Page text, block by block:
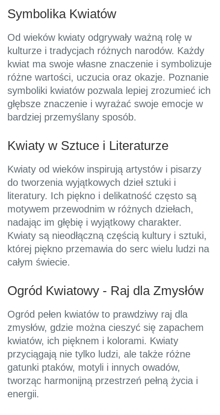
Symbolika Kwiatów
Od wieków kwiaty odgrywały ważną rolę w
kulturze i tradycjach różnych narodów. Każdy
kwiat ma swoje własne znaczenie i symbolizuje
różne wartości, uczucia oraz okazje. Poznanie
symboliki kwiatów pozwala lepiej zrozumieć ich
głębsze znaczenie i wyrażać swoje emocje w
bardziej przemyślany sposób.
Kwiaty w Sztuce i Literaturze
Kwiaty od wieków inspirują artystów i pisarzy
do tworzenia wyjątkowych dzieł sztuki i
literatury. Ich piękno i delikatność często są
motywem przewodnim w różnych dziełach,
nadając im głębię i wyjątkowy charakter.
Kwiaty są nieodłączną częścią kultury i sztuki,
której piękno przemawia do serc wielu ludzi na
całym świecie.
Ogród Kwiatowy - Raj dla Zmysłów
Ogród pełen kwiatów to prawdziwy raj dla
zmysłów, gdzie można cieszyć się zapachem
kwiatów, ich pięknem i kolorami. Kwiaty
przyciągają nie tylko ludzi, ale także różne
gatunki ptaków, motyli i innych owadów,
tworząc harmonijną przestrzeń pełną życia i
energii.